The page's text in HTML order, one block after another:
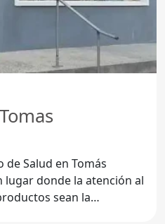
de Salud en Tomás
sean la